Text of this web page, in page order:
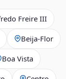
Freire III
Beija‑Flor
Boa Vista